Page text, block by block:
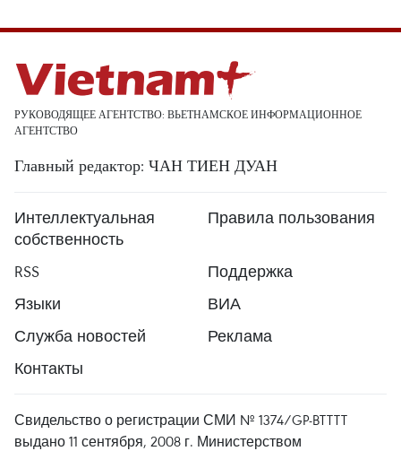
РУКОВОДЯЩЕЕ АГЕНТСТВО: ВЬЕТНАМСКОЕ ИНФОРМАЦИОННОЕ
АГЕНТСТВО
Главный редактор: ЧАН ТИЕН ДУАН
Интеллектуальная
собственность
Правила пользования
RSS
Поддержка
Языки
ВИА
Служба новостей
Реклама
Контакты
Свидельство о регистрации СМИ № 1374/GP-BTTTT
выдано 11 сентября, 2008 г. Министерством